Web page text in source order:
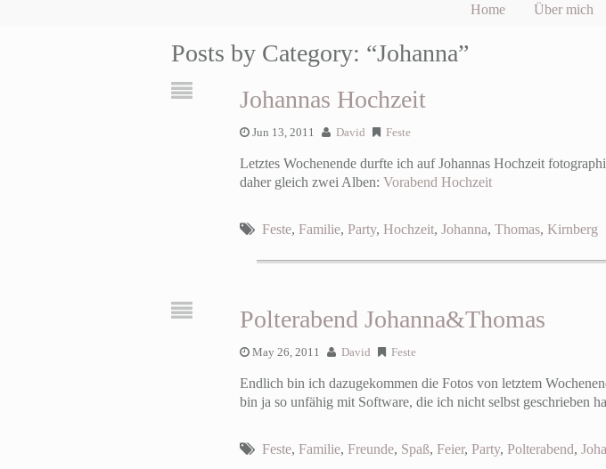
Home Über mich
Posts by Category: “Johanna”
Johannas Hochzeit
Jun 13, 2011 David Feste
Letztes Wochenende durfte ich auf Johannas Hochzeit
daher gleich zwei Alben: Vorabend Hochzeit
Feste, Familie, Party, Hochzeit, Johanna, Thomas, Kirnberg
Polterabend Johanna&Thomas
May 26, 2011 David Feste
Endlich bin ich dazugekommen die Fotos von letztem
bin ja so unfähig mit Software, die ich nicht selbst geschrieben
Feste, Familie, Freunde, Spaß, Feier, Party, Polterabend,